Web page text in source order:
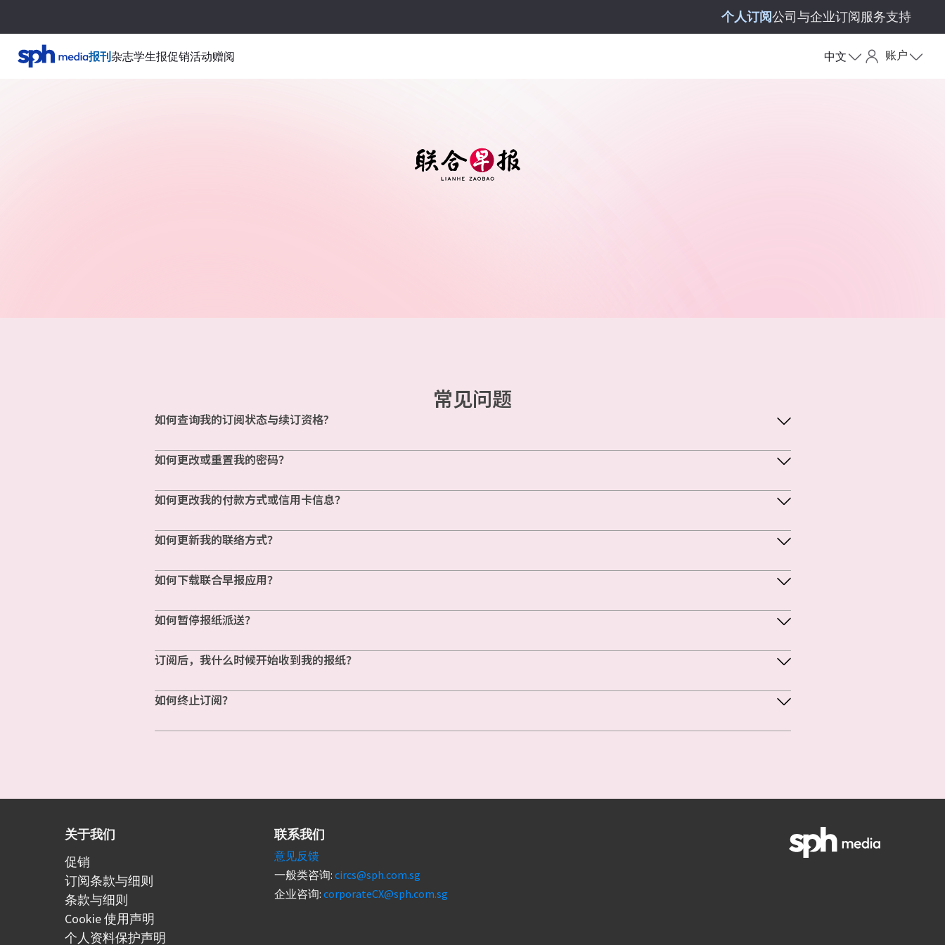
个人订阅公司与企业订阅服务支持
报刊杂志学生报促销活动赠阅 中文 账户
常见问题
如何查询我的订阅状态与续订资格?
如何更改或重置我的密码？
如何更改我的付款方式或信用卡信息？
如何更新我的联络方式？
如何下载联合早报应用？
如何暂停报纸派送？
订阅后，我什么时候开始收到我的报纸？
如何终止订阅？
关于我们
促销
订阅条款与细则
条款与细则
Cookie 使用声明
个人资料保护声明
联系我们
意见反馈
一般类咨询: circs@sph.com.sg
企业咨询: corporateCX@sph.com.sg